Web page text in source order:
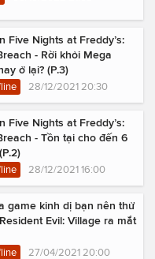
Five Nights at Freddy’s:
- Rời khỏi Mega
ở lại? (P.3)
28/12/2021 20:30
Five Nights at Freddy’s:
- Tồn tại cho đến 6
28/12/2021 16:00
game kinh dị bạn nên thử
Evil: Village ra mắt
27/04/2021 20:00